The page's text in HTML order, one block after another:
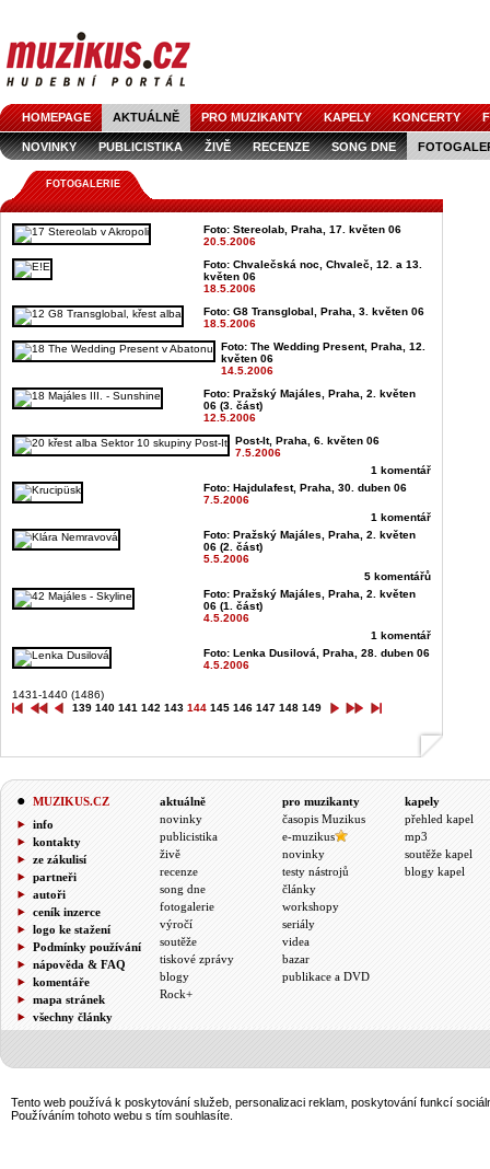
HOMEPAGE AKTUÁLNĚ PRO MUZIKANTY KAPELY KONCERTY
NOVINKY PUBLICISTIKA ŽIVĚ RECENZE SONG DNE
FOTOGALERIE
Foto: Stereolab, Praha, 17. květen 06
20.5.2006
Foto: Chvalečská noc, Chvaleč, 12. a 13.
květen 06
18.5.2006
Foto: G8 Transglobal, Praha, 3. květen 06
18.5.2006
Foto: The Wedding Present, Praha, 12.
květen 06
14.5.2006
Foto: Pražský Majáles, Praha, 2. květen
06 (3. část)
12.5.2006
Post-It, Praha, 6. květen 06
7.5.2006
1 komentář
Foto: Hajdulafest, Praha, 30. duben 06
7.5.2006
1 komentář
Foto: Pražský Majáles, Praha, 2. květen
06 (2. část)
5.5.2006
5 komentářů
Foto: Pražský Majáles, Praha, 2. květen
06 (1. část)
4.5.2006
1 komentář
Foto: Lenka Dusilová, Praha, 28. duben 06
4.5.2006
1431-1440 (1486)
139 140 141 142 143 144 145 146 147 148 149
MUZIKUS.CZ
info
kontakty
ze zákulisí
partneři
autoři
ceník inzerce
logo ke stažení
Podmínky používání
nápověda & FAQ
komentáře
mapa stránek
všechny články
aktuálně
novinky
publicistika
živě
recenze
song dne
fotogalerie
výročí
soutěže
tiskové zprávy
blogy
Rock+
pro muzikanty
časopis Muzikus
e-muzikus
novinky
testy nástrojů
články
workshopy
seriály
videa
bazar
publikace a DVD
kapely
přehled kapel
mp3
soutěže kapel
blogy kapel
Tento web používá k poskytování služeb, personalizaci reklam, poskytování funkcí
Používáním tohoto webu s tím souhlasíte.